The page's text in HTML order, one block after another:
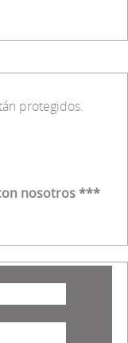
protegidos.
nosotros ***